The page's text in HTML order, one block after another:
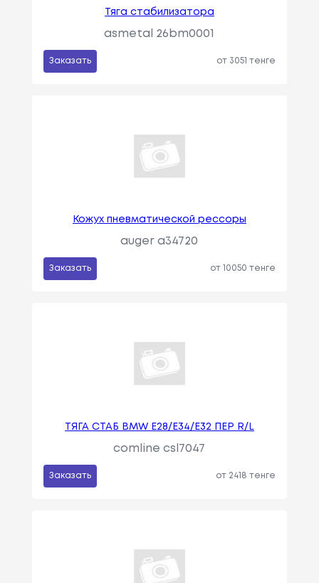
Тяга стабилизатора
asmetal 26bm0001
Заказать от 3051 тенге
Кожух пневматической рессоры
auger a34720
Заказать от 10050 тенге
ТЯГА СТАБ BMW E28/E34/E32 ПЕР R/L
comline csl7047
Заказать от 2418 тенге